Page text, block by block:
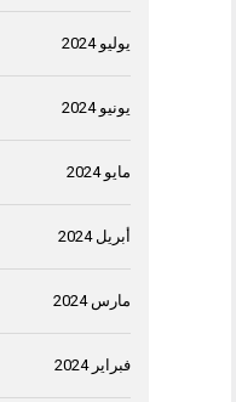
يوليو 2024
يونيو 2024
مايو 2024
أبريل 2024
مارس 2024
فبراير 2024